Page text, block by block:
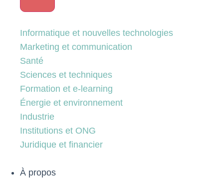
Informatique et nouvelles technologies
Marketing et communication
Santé
Sciences et techniques
Formation et e-learning
Énergie et environnement
Industrie
Institutions et ONG
Juridique et financier
À propos